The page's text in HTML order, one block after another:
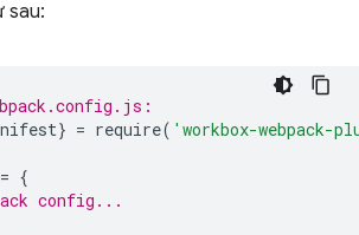
sau:
} = require( 'workbox-webpack-
= {
config...